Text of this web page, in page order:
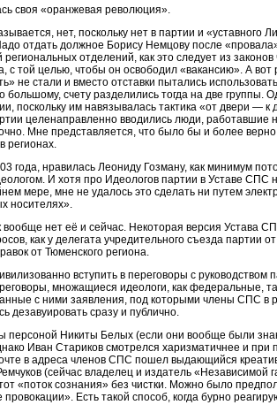
своя «оранжевая революция».
нет, поскольку нет в партии и «уставного
отдать должное Борису Немцову после
отделений, как это следует из законов
той целью, чтобы он освободил «вакансию». А вот
не стали и вместо отставки пытались
счету разделились тогда на две группы.
поскольку им навязывалась тактика «от двери —
целенаправленно вводились люди, работавшие
Мне представляется, что было бы и более
регионах.
года, нравилась Леониду Гозману, как минимум
И хотя про Идеологов партии в Уставе СПС
мере, мне не удалось это сделать ни путем
носителях».
нет её и сейчас. Некоторая версия Устава
как у делегата учредительного съезда партии
от Тюменского региона.
вступить в переговоры с руководством
множащиеся идеологи, как федеральные,
с ними заявления, под которыми члены СПС в
дезавуировать сразу и публично.
Никиты Белых (если они вообще были
Иван Стариков смотрелся харизматичнее и
в адреса членов СПС пошел выдающийся
(сейчас владелец и издатель «Независимой
«поток сознания» без чистки. Можно было
Есть такой способ, когда бурно